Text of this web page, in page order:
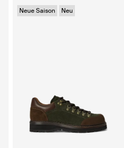
Neue Saison Neu